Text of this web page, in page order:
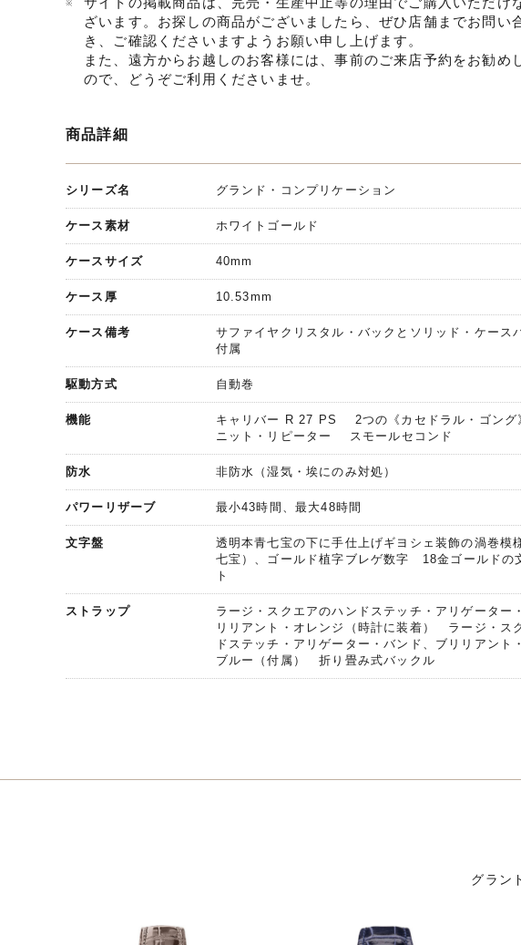
ざいます。お探しの商品がございましたら、ぜひ店舗までお問い
き、ご確認くださいますようお願い申し上げます。
また、遠方からお越しのお客様には、事前のご来店予約をお勧め
ので、どうぞご利用くださいませ。
商品詳細
シリーズ名 グランド・コンプリケーション
ケース素材 ホワイトゴールド
ケースサイズ 40mm
ケース厚 10.53mm
ケース備考
サファイヤクリスタル・バックとソリッド・ケース
付属
駆動方式 自動巻
機能
キャリバー R 27 PS 2つの《カセドラル・ゴング
ニット・リピーター スモールセコンド
防水 非防水（湿気・埃にのみ対処）
パワーリザーブ 最小43時間、最大48時間
文字盤
透明本青七宝の下に手仕上げギヨシェ装飾の渦巻模
七宝）、ゴールド植字ブレゲ数字 18金ゴールドの
ト
ストラップ
ラージ・スクエアのハンドステッチ・アリゲーター
リリアント・オレンジ（時計に装着） ラージ・ス
ドステッチ・アリゲーター・バンド、ブリリアント
ブルー（付属） 折り畳み式バックル
グラン